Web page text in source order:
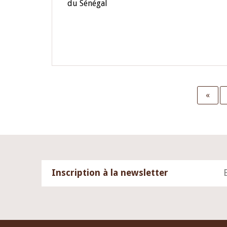
du Sénégal
First
page
«
Inscription à la newsletter